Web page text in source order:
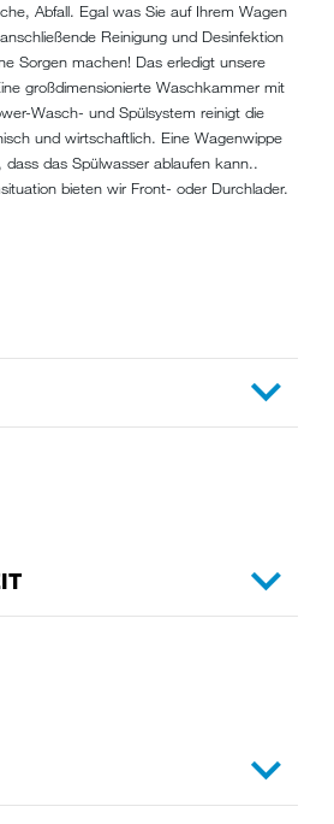
Abfall. Egal was Sie auf Ihrem Wagen
Reinigung und Desinfektion
Sorgen machen! Das erledigt unsere
großdimensionierte Waschkammer mit
Wasch- und Spülsystem reinigt die
und wirtschaftlich. Eine Wagenwippe
das Spülwasser ablaufen kann..
bieten wir Front- oder Durchlader.